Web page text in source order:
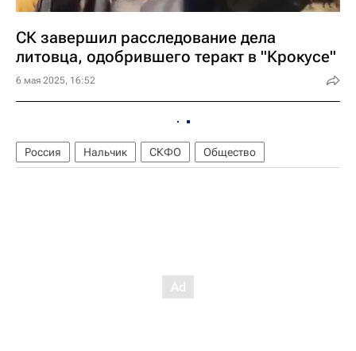
СК завершил расследование дела
литовца, одобрившего теракт в "Крокусе"
6 мая 2025, 16:52
Россия Нальчик СКФО Общество